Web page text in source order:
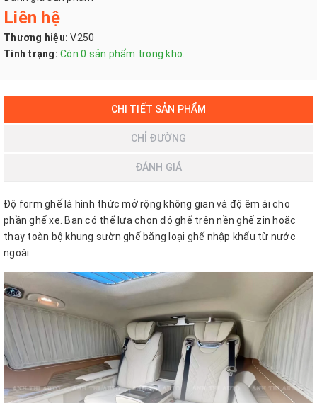
Liên hệ
Thương hiệu: V250
Tình trạng: Còn 0 sản phẩm trong kho.
CHI TIẾT SẢN PHẨM
CHỈ ĐƯỜNG
ĐÁNH GIÁ
Độ form ghế là hình thức mở rộng không gian và độ êm ái cho
phần ghế xe. Bạn có thể lựa chọn độ ghế trên nền ghế zin hoặc
thay toàn bộ khung sườn ghế bằng loại ghế nhập khẩu từ nước
ngoài.